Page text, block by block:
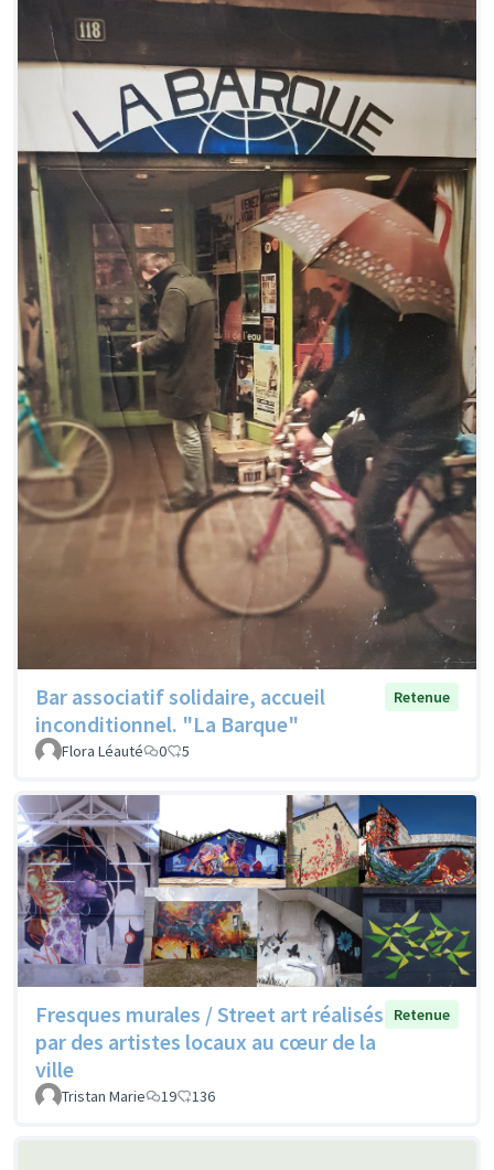
Bar associatif solidaire, accueil
inconditionnel. "La Barque"
Retenue
Flora Léauté 0 5
Fresques murales / Street art réalisés
par des artistes locaux au cœur de la
ville
Retenue
Tristan Marie 19 136